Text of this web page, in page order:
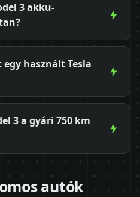
3 akku-
használt Tesla
3 a gyári 750 km
autók